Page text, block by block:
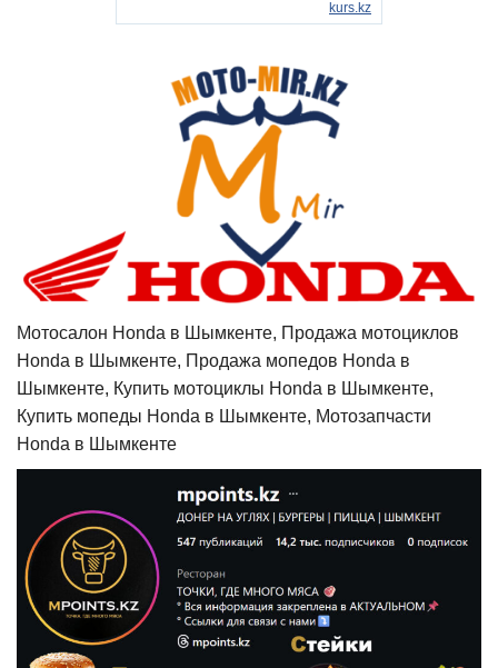
Мотосалон Honda в Шымкенте, Продажа мотоциклов
Honda в Шымкенте, Продажа мопедов Honda в
Шымкенте, Купить мотоциклы Honda в Шымкенте,
Купить мопеды Honda в Шымкенте, Мотозапчасти
Honda в Шымкенте